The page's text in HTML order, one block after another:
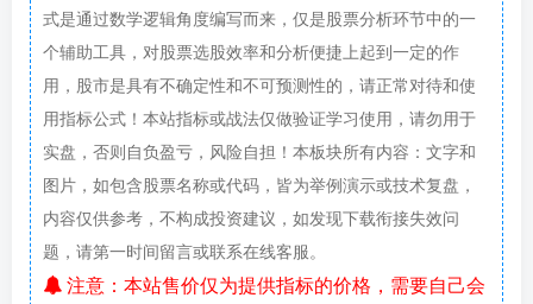
式是通过数学逻辑角度编写而来，仅是股票分析环节中的一
个辅助工具，对股票选股效率和分析便捷上起到一定的作
用，股市是具有不确定性和不可预测性的，请正常对待和使
用指标公式！本站指标或战法仅做验证学习使用，请勿用于
实盘，否则自负盈亏，风险自担！本板块所有内容：文字和
图片，如包含股票名称或代码，皆为举例演示或技术复盘，
内容仅供参考，不构成投资建议，如发现下载衔接失效问
题，请第一时间留言或联系在线客服。